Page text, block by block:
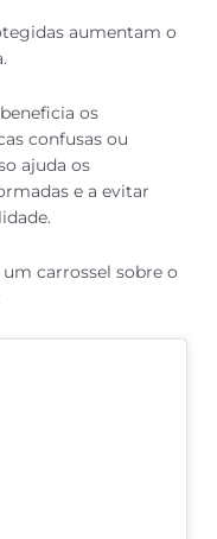
aumentam o
os
confusas ou
ajuda os
e a evitar
carrossel sobre o